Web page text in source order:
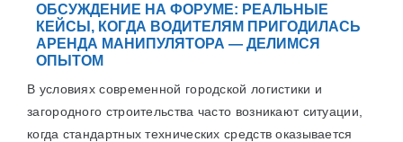
ОБСУЖДЕНИЕ НА ФОРУМЕ: РЕАЛЬНЫЕ
КЕЙСЫ, КОГДА ВОДИТЕЛЯМ ПРИГОДИЛАСЬ
АРЕНДА МАНИПУЛЯТОРА — ДЕЛИМСЯ
ОПЫТОМ
В условиях современной городской логистики и
загородного строительства часто возникают ситуации,
когда стандартных технических средств оказывается